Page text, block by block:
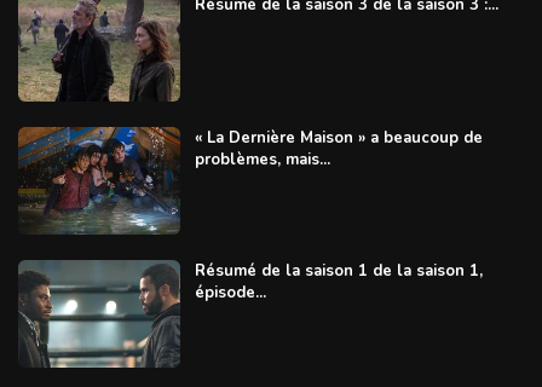
Résumé de la saison 3 de la saison 3 :...
« La Dernière Maison » a beaucoup de
problèmes, mais...
Résumé de la saison 1 de la saison 1,
épisode...